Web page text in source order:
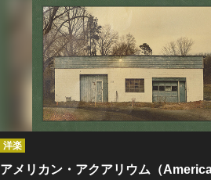
洋楽
アメリカン・アクアリウム（